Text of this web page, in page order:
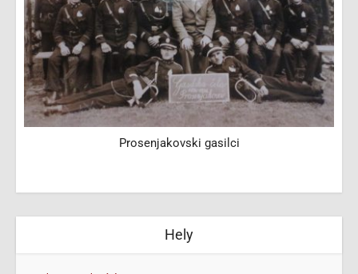
Prosenjakovski gasilci
Hely